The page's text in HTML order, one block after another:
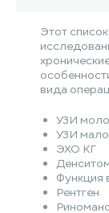
Этот
вида
УЗИ
УЗИ
ЭХО КГ
Функция
Рентген